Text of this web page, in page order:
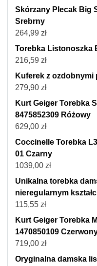
Skórzany Plecak Big
Srebrny
264,99 zł
Torebka Listonoszka
216,59 zł
Kuferek z ozdobnymi
279,90 zł
Kurt Geiger Torebka
8475852309 Różowy
629,00 zł
Coccinelle Torebka
01 Czarny
1039,00 zł
Unikalna torebka
nieregularnym
115,55 zł
Kurt Geiger Torebka
1470850109
719,00 zł
Oryginalna damska